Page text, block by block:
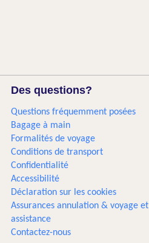
Des questions?
Questions fréquemment posées
Bagage à main
Formalités de voyage
Conditions de transport
Confidentialité
Accessibilité
Déclaration sur les cookies
Assurances annulation & voyage et
assistance
Contactez-nous